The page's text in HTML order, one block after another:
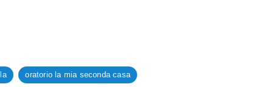
oratorio la mia seconda casa